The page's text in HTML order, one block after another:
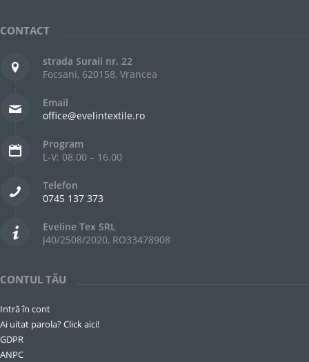
CONTACT
strada Suraii nr. 22
Focsani, 620158, Vrancea
Email
office@evelintextile.ro
Program
L-V: 08.00 – 16.00
Telefon
0745 137 373
Eveline Tex SRL
J40/2508/2020, RO33478908
CONTUL TĂU
Intră în cont
Ai uitat parola? Click aici!
GDPR
ANPC